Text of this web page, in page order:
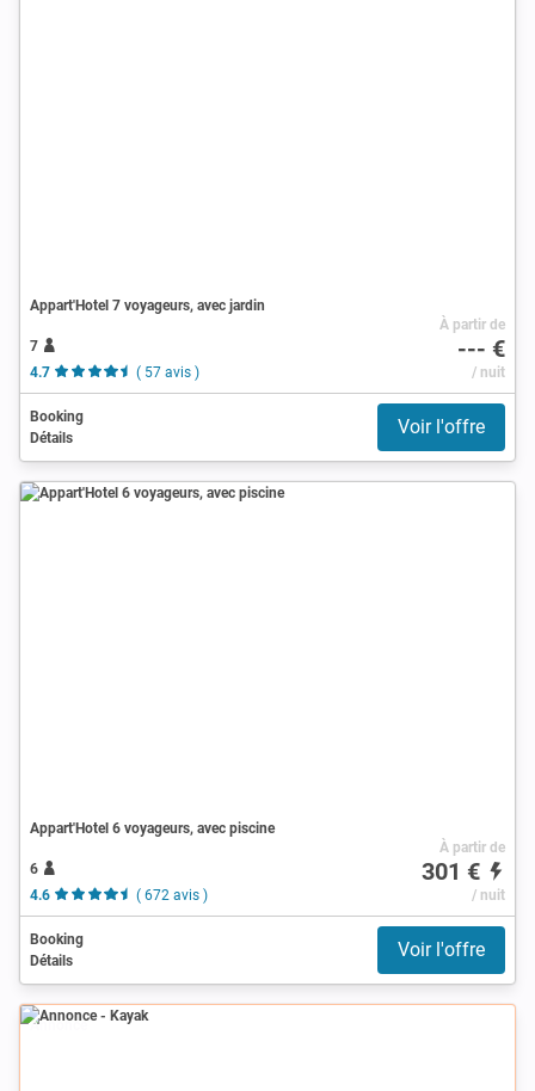
Appart'Hotel 7 voyageurs, avec jardin
7
4.7
( 57 avis )
À partir de
--- €
/ nuit
Booking
Détails
Voir l'offre
Appart'Hotel 6 voyageurs, avec piscine
6
4.6
( 672 avis )
À partir de
301 €
/ nuit
Booking
Détails
Voir l'offre
Annonce